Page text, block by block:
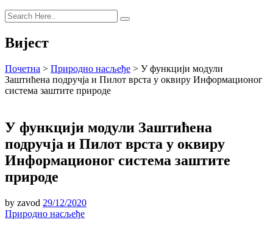
Вијест
Почетна > Природно насљеђе > У функцији модули
Заштићена подручја и Пилот врста у оквиру Информационoг
система заштите природе
У функцији модули Заштићена
подручја и Пилот врста у оквиру
Информационoг система заштите
природе
by zavod 29/12/2020
Природно насљеђе